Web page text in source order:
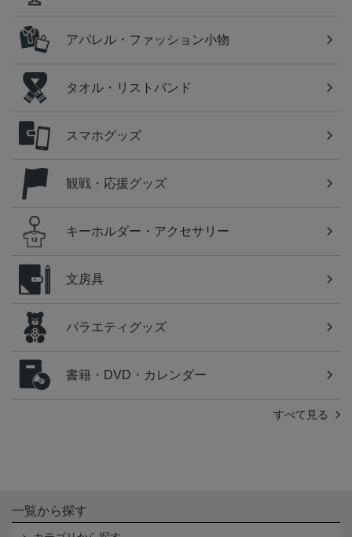
アパレル・ファッション小物
タオル・リストバンド
スマホグッズ
観戦・応援グッズ
キーホルダー・アクセサリー
文房具
バラエティグッズ
書籍・DVD・カレンダー
すべて見る
一覧から探す